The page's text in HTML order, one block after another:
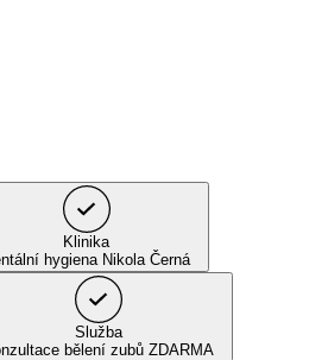
Klinika
hygiena Nikola Černá
Služba
bělení zubů ZDARMA